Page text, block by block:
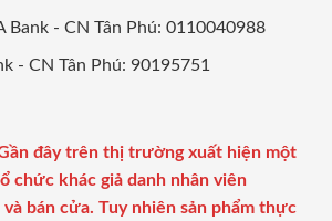
Bank - CN Tân Phú: 0110040988
- CN Tân Phú: 90195751
đây trên thị trường xuất hiện một
chức khác giả danh nhân viên
bán cửa. Tuy nhiên sản phẩm thực